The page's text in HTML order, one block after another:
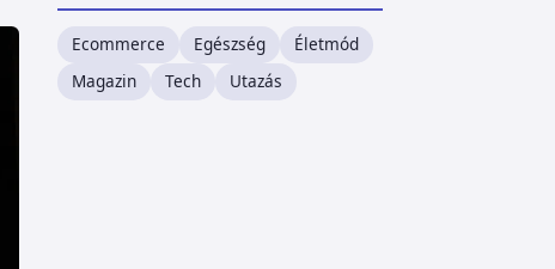
Ecommerce Egészség
Életmód
Magazin
Tech Utazás